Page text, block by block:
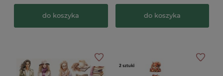
do koszyka do koszyka